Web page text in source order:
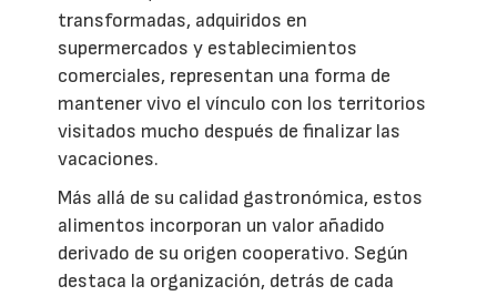
transformadas, adquiridos en
supermercados y establecimientos
comerciales, representan una forma de
mantener vivo el vínculo con los territorios
visitados mucho después de finalizar las
vacaciones.
Más allá de su calidad gastronómica, estos
alimentos incorporan un valor añadido
derivado de su origen cooperativo. Según
destaca la organización, detrás de cada